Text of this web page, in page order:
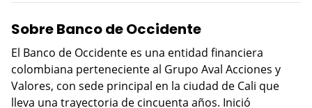
Sobre Banco de Occidente
El Banco de Occidente es una entidad financiera
colombiana perteneciente al Grupo Aval Acciones y
Valores, con sede principal en la ciudad de Cali que
lleva una trayectoria de cincuenta años. Inició